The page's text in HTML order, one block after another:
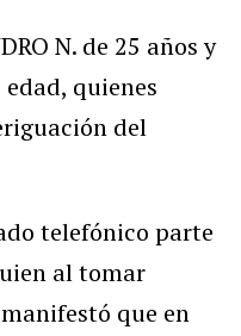
N. de 25 años y
edad, quienes
del
telefónico parte
al tomar
que en